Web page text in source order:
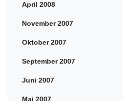
April 2008
November 2007
Oktober 2007
September 2007
Juni 2007
Mai 2007